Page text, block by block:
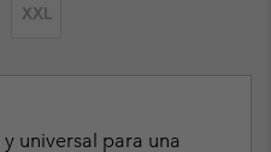
XXL
universal para una